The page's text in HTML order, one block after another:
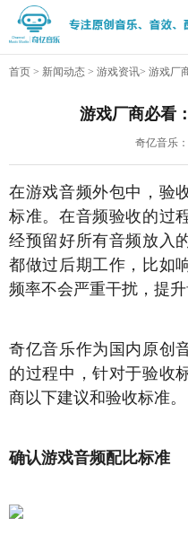
首页 > 新闻动态 > 游戏资讯> 游戏厂
游戏厂商必看
奇亿音乐
在游戏音频外包中，验
标准。在音频验收的过
经预留好所有音频放入
都做过后期工作，比如
频率不会严重干扰，提
奇亿音乐作为国内原创
的过程中，针对于验收
商以下建议和验收标准。
确认游戏音频配比标准